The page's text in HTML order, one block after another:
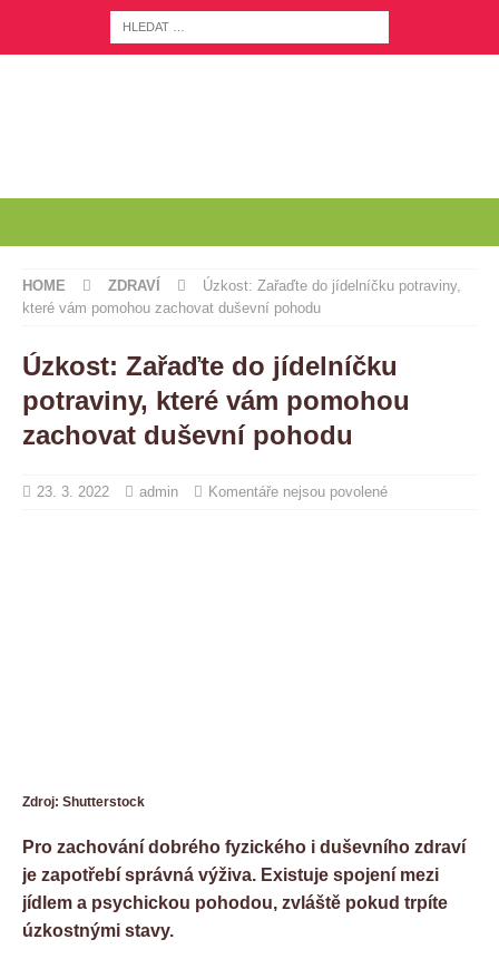
HOME ZDRAVÍ
Úzkost: Zařaďte do jídelníčku potraviny,
které vám pomohou zachovat duševní pohodu
Úzkost: Zařaďte do jídelníčku
potraviny, které vám pomohou
zachovat duševní pohodu
23. 3. 2022 admin Komentáře nejsou povolené
Zdroj: Shutterstock
Pro zachování dobrého fyzického i duševního zdraví
je zapotřebí správná výživa. Existuje spojení mezi
jídlem a psychickou pohodou, zvláště pokud trpíte
úzkostnými stavy.